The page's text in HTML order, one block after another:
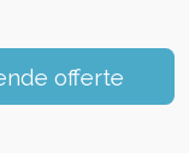
offerte